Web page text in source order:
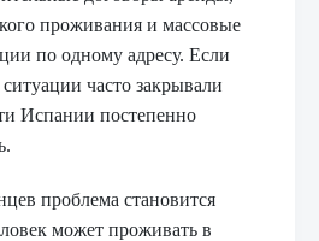
проживания и массовые
по одному адресу. Если
часто закрывали
Испании постепенно
проблема становится
может проживать в